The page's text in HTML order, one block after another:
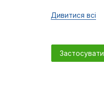
Дивитися всі
Застосувати